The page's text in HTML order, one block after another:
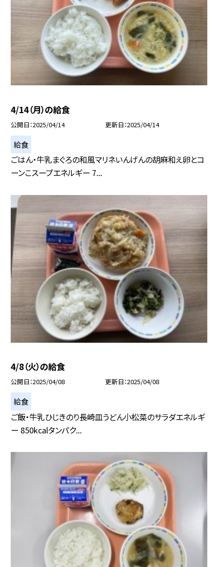
4/14（月）の給食
公開日 2025/04/14 更新日 2025/04/14
給食
ごはん・牛乳まぐろの和風マリネいんげんの胡麻和え卵とコ
ーンこスープエネルギー 7...
4/8（火）の給食
公開日 2025/04/08 更新日 2025/04/08
給食
ご飯・牛乳ひじきのり長崎皿うどん小松菜のサラダエネルギ
ー 850kcalタンパク...